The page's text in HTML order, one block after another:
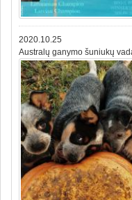
2020.10.25
Australų ganymo šuniukų